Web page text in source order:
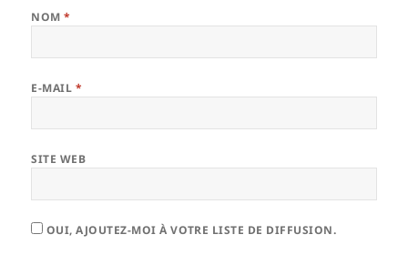
NOM*
E-MAIL *
SITE WEB
OUI, AJOUTEZ-MOI À VOTRE LISTE DE DIFFUSION.